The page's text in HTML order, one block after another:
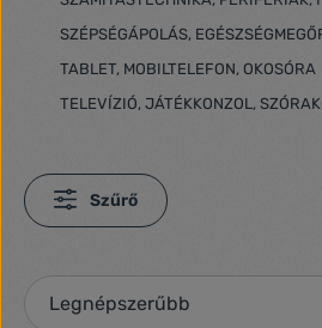
SZÉPSÉGÁPOLÁS,
TABLET, MOBILTELEFON, OKOSÓRA
TELEVÍZIÓ, JÁTÉKKONZOL,
Szűrő